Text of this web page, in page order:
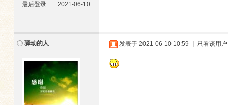
最后登录
2021-06-10
驿动的人 发表于 2021-06-10 10:59 只看该用户